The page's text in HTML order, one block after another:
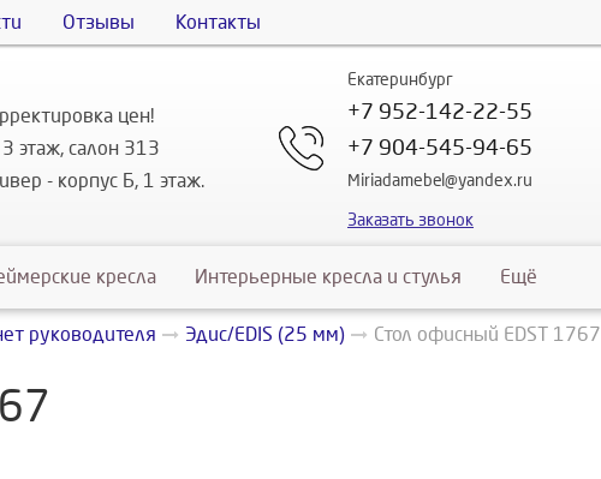
Отзывы Контакты
цен!
этаж, салон 313
- корпус Б, 1 этаж.
Екатеринбург
+7 952-142-22-55
+7 904-545-94-65
Miriadamebel@yandex.ru
Заказать звонок
кресла Интерьерные кресла и стулья Ещё
руководителя Эдис/EDIS (25 мм) Стол офисный EDST 1767